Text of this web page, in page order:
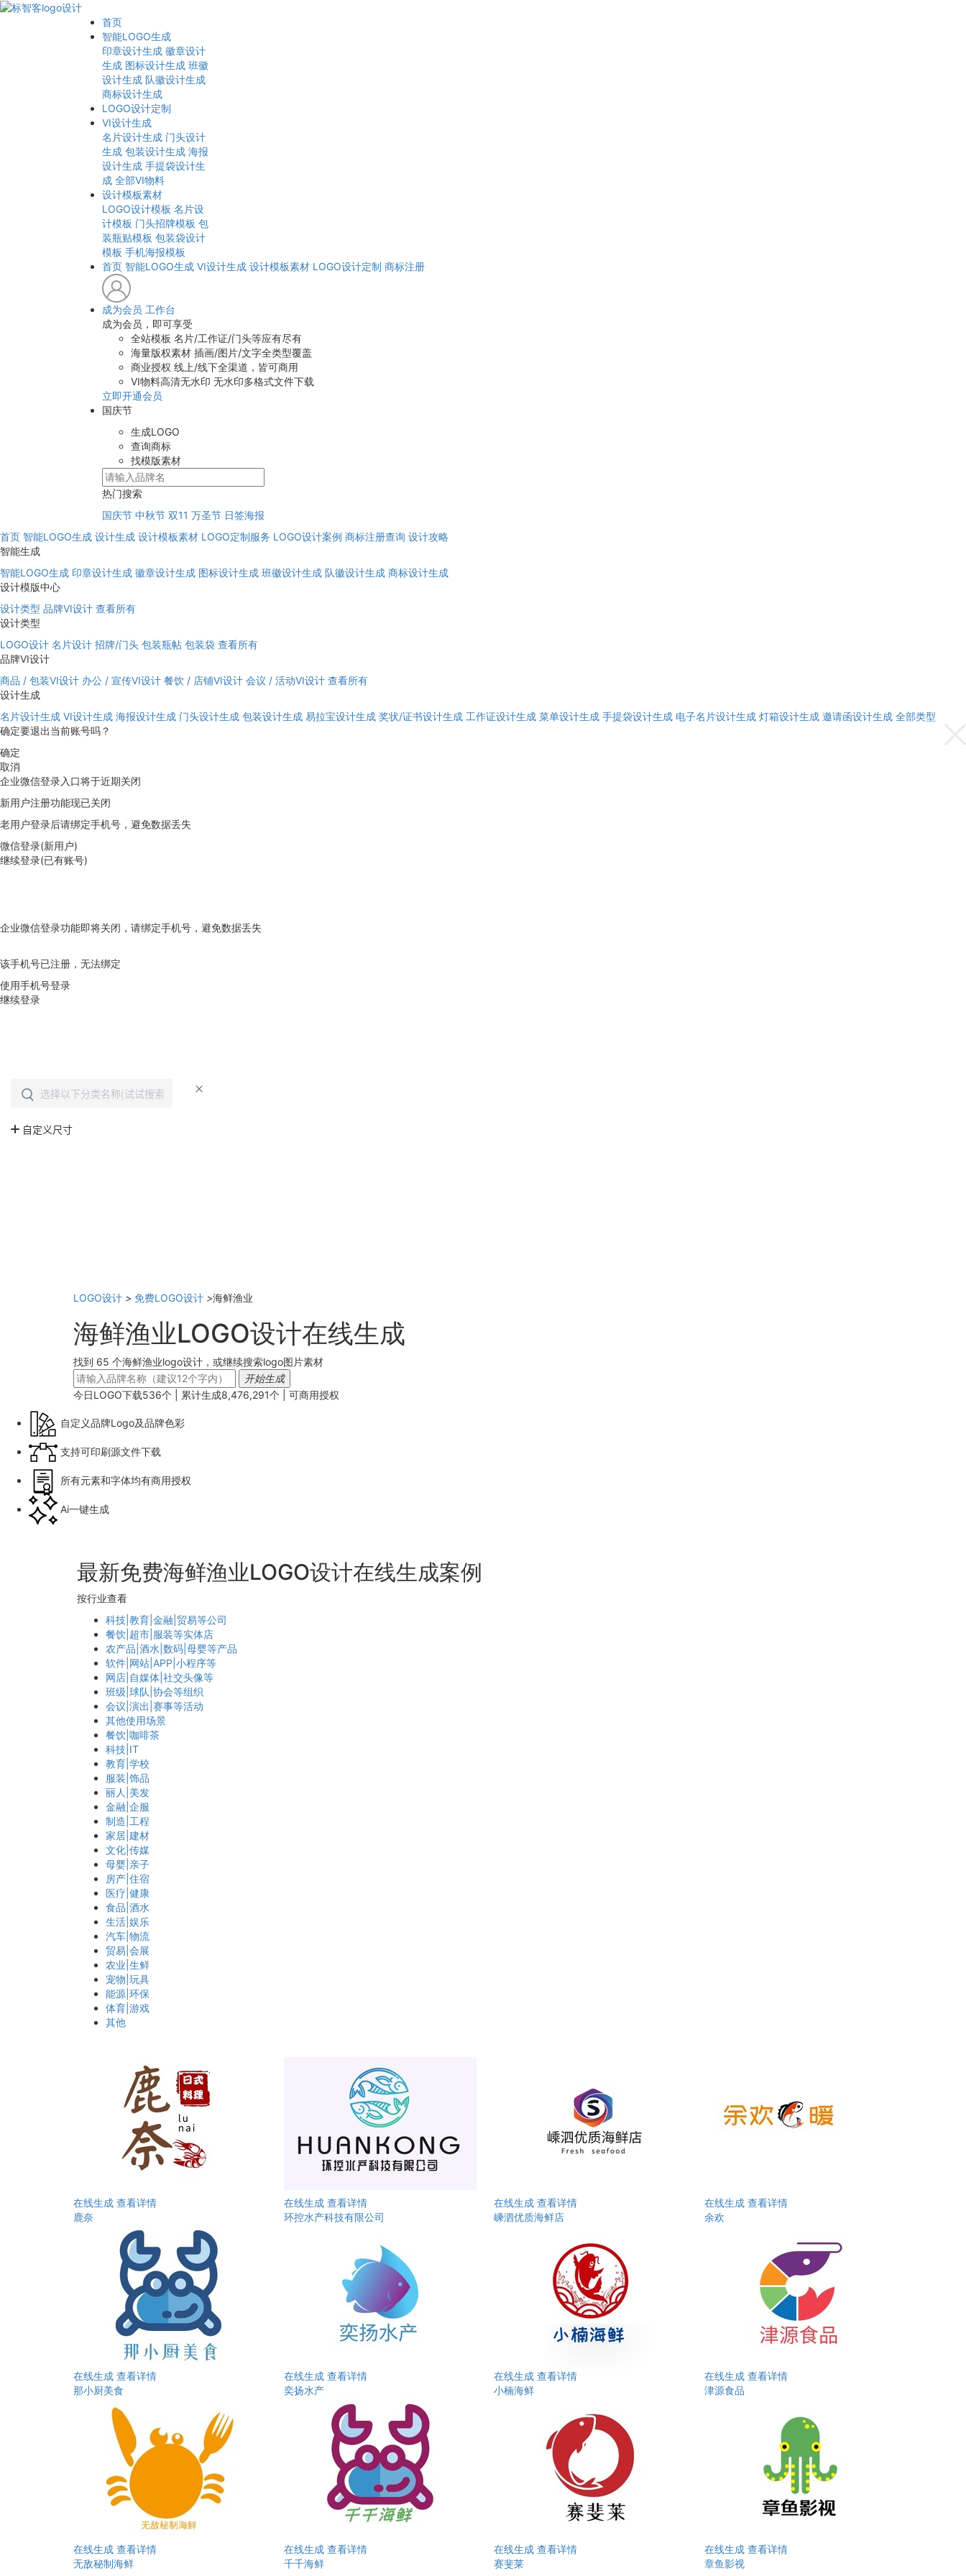
首页
智能LOGO生成
印章设计生成 徽章设计
生成 图标设计生成 班徽
设计生成 队徽设计生成
商标设计生成
LOGO设计定制
VI设计生成
名片设计生成 门头设计
生成 包装设计生成 海报
设计生成 手提袋设计生
成 全部VI物料
设计模板素材
LOGO设计模板 名片设
计模板 门头招牌模板 包
装瓶贴模板 包装袋设计
模板 手机海报模板
首页 智能LOGO生成 VI设计生成 设计模板素材 LOGO设计定制 商标注册
成为会员 工作台
成为会员，即可享受
全站模板 名片/工作证/门头等应有尽有
海量版权素材 插画/图片/文字全类型覆盖
商业授权 线上/线下全渠道，皆可商用
VI物料高清无水印 无水印多格式文件下载
立即开通会员
国庆节
生成LOGO
查询商标
找模版素材
热门搜索
国庆节 中秋节 双11 万圣节 日签海报
首页 智能LOGO生成 设计生成 设计模板素材 LOGO定制服务 LOGO设计案例 商标注册查询 设计攻略
智能生成
智能LOGO生成 印章设计生成 徽章设计生成 图标设计生成 班徽设计生成 队徽设计生成 商标设计生成
设计模版中心
设计类型 品牌VI设计 查看所有
设计类型
LOGO设计 名片设计 招牌/门头 包装瓶帖 包装袋 查看所有
品牌VI设计
商品 / 包装VI设计 办公 / 宣传VI设计 餐饮 / 店铺VI设计 会议 / 活动VI设计 查看所有
设计生成
名片设计生成 VI设计生成 海报设计生成 门头设计生成 包装设计生成 易拉宝设计生成 奖状/证书设计生成 工作证设计生成 菜单设计生成 手提袋设计生成 电子名片设计生成 灯箱设计生成 邀请函设计生成 全部类型
确定要退出当前账号吗？
确定
取消
企业微信登录入口将于近期关闭
新用户注册功能现已关闭
老用户登录后请绑定手机号，避免数据丢失
微信登录(新用户)
继续登录(已有账号)
企业微信登录功能即将关闭，请绑定手机号，避免数据丢失
该手机号已注册，无法绑定
使用手机号登录
继续登录
LOGO设计 > 免费LOGO设计 >海鲜渔业
海鲜渔业LOGO设计在线生成
找到 65 个海鲜渔业logo设计，或继续搜索logo图片素材
开始生成
今日LOGO下载536个 | 累计生成8,476,291个 | 可商用授权
自定义品牌Logo及品牌色彩
支持可印刷源文件下载
所有元素和字体均有商用授权
Ai一键生成
最新免费海鲜渔业LOGO设计在线生成案例
按行业查看
科技|教育|金融|贸易等公司
餐饮|超市|服装等实体店
农产品|酒水|数码|母婴等产品
软件|网站|APP|小程序等
网店|自媒体|社交头像等
班级|球队|协会等组织
会议|演出|赛事等活动
其他使用场景
餐饮|咖啡茶
科技|IT
教育|学校
服装|饰品
丽人|美发
金融|企服
制造|工程
家居|建材
文化|传媒
母婴|亲子
房产|住宿
医疗|健康
食品|酒水
生活|娱乐
汽车|物流
贸易|会展
农业|生鲜
宠物|玩具
能源|环保
体育|游戏
其他
在线生成 查看详情
鹿奈
在线生成 查看详情
环控水产科技有限公司
在线生成 查看详情
嵊泗优质海鲜店
在线生成 查看详情
余欢
在线生成 查看详情
那小厨美食
在线生成 查看详情
奕扬水产
在线生成 查看详情
小楠海鲜
在线生成 查看详情
津源食品
在线生成 查看详情
无敌秘制海鲜
在线生成 查看详情
千千海鲜
在线生成 查看详情
赛斐莱
在线生成 查看详情
章鱼影视